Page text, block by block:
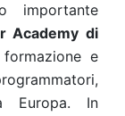
importante
Academy di
e
Europa. In